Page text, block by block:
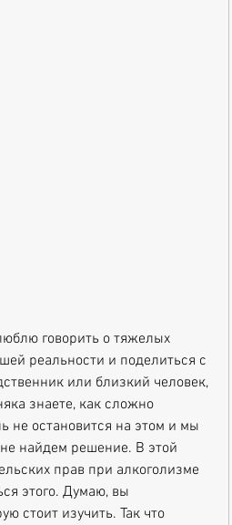
говорить о тяжелых
реальности и поделиться с
или близкий человек,
знаете, как сложно
не остановится на этом и мы
найдем решение. В этой
прав при алкоголизме
этого. Думаю, вы
стоит изучить. Так что